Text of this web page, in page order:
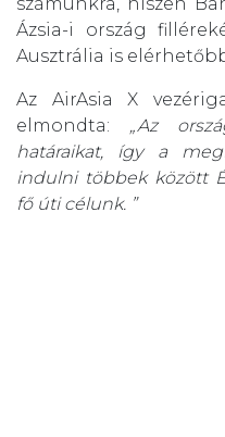
Ázsia-i ország
Ausztrália is
Az AirAsia X
elmondta: „Az
határaikat, így a
indulni többek között
fő úti célunk. ”